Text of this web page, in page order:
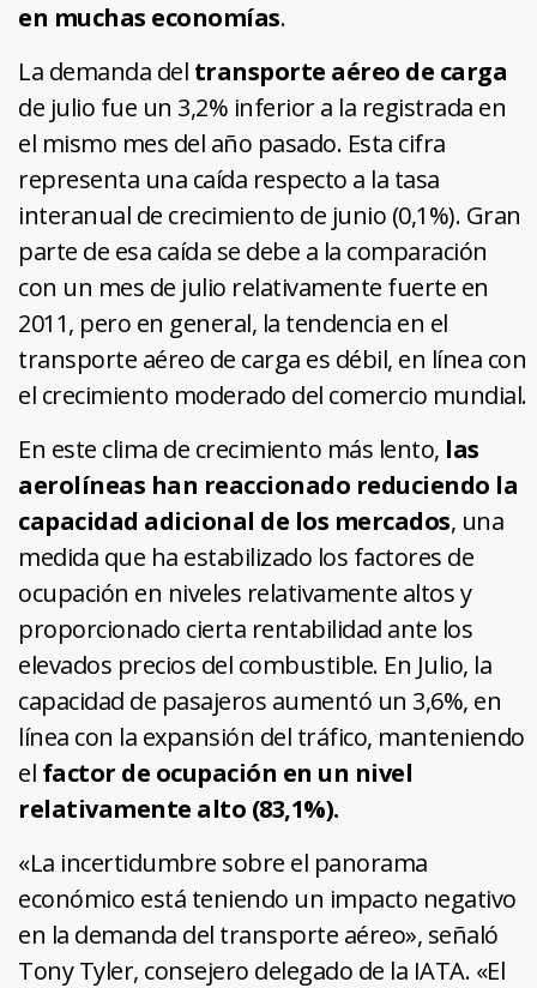
en muchas economías.
La demanda del transporte aéreo de carga
de julio fue un 3,2% inferior a la registrada en
el mismo mes del año pasado. Esta cifra
representa una caída respecto a la tasa
interanual de crecimiento de junio (0,1%). Gran
parte de esa caída se debe a la comparación
con un mes de julio relativamente fuerte en
2011, pero en general, la tendencia en el
transporte aéreo de carga es débil, en línea con
el crecimiento moderado del comercio mundial.
En este clima de crecimiento más lento, las
aerolíneas han reaccionado reduciendo la
capacidad adicional de los mercados, una
medida que ha estabilizado los factores de
ocupación en niveles relativamente altos y
proporcionado cierta rentabilidad ante los
elevados precios del combustible. En Julio, la
capacidad de pasajeros aumentó un 3,6%, en
línea con la expansión del tráfico, manteniendo
el factor de ocupación en un nivel
relativamente alto (83,1%).
«La incertidumbre sobre el panorama
económico está teniendo un impacto negativo
en la demanda del transporte aéreo», señaló
Tony Tyler, consejero delegado de la IATA. «El